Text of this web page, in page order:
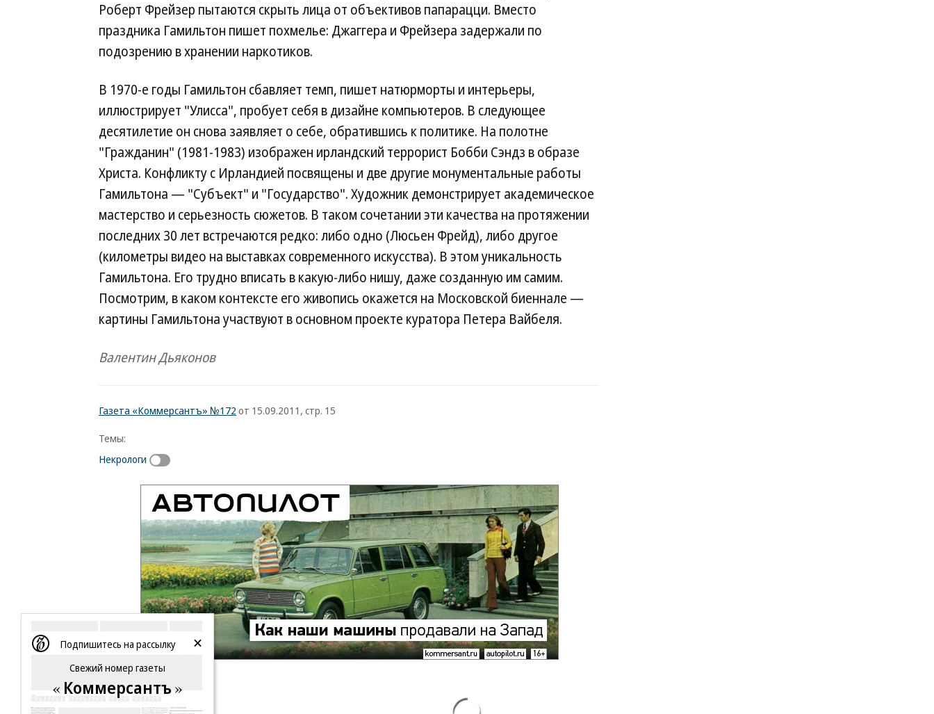
Роберт Фрейзер пытаются скрыть лица от объективов папарацци. Вместо
праздника Гамильтон пишет похмелье: Джаггера и Фрейзера задержали по
подозрению в хранении наркотиков.
В 1970-е годы Гамильтон сбавляет темп, пишет натюрморты и интерьеры,
иллюстрирует "Улисса", пробует себя в дизайне компьютеров. В следующее
десятилетие он снова заявляет о себе, обратившись к политике. На полотне
"Гражданин" (1981-1983) изображен ирландский террорист Бобби Сэндз в образе
Христа. Конфликту с Ирландией посвящены и две другие монументальные работы
Гамильтона — "Субъект" и "Государство". Художник демонстрирует академическое
мастерство и серьезность сюжетов. В таком сочетании эти качества на протяжении
последних 30 лет встречаются редко: либо одно (Люсьен Фрейд), либо другое
(километры видео на выставках современного искусства). В этом уникальность
Гамильтона. Его трудно вписать в какую-либо нишу, даже созданную им самим.
Посмотрим, в каком контексте его живопись окажется на Московской биеннале —
картины Гамильтона участвуют в основном проекте куратора Петера Вайбеля.
Валентин Дьяконов
Газета «Коммерсантъ» №172 от 15.09.2011, стр. 15
Темы:
Некрологи
Подпишитесь на рассылку
Свежий номер газеты
Коммерсантъ